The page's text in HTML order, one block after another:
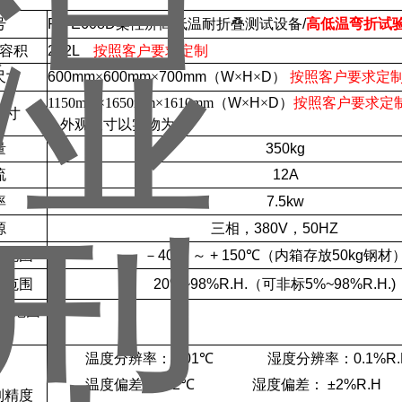
PY-E608D柔性屏高低温耐折叠测试设备/高低温弯折试
积
252L 按照客户要求定制
寸
600mm×600mm×700mm （W×H ×D） 按照客户要求定制
寸
1150mm×1650mm×1610mm （W×H ×D） 按照客户要求定
外观尺寸以实物为主
350kg
12A
7.5kw
三相， 380V ， 50HZ
－ 40℃ ～ + 150℃（内箱存放50kg钢材）
范围
20%~98%R.H. （可非标5%~98%R.H.)
精度
温度分辨率： 0.01℃ 湿度分辨率：
温度偏差：
±2℃ 湿度偏差： ±2%R.H